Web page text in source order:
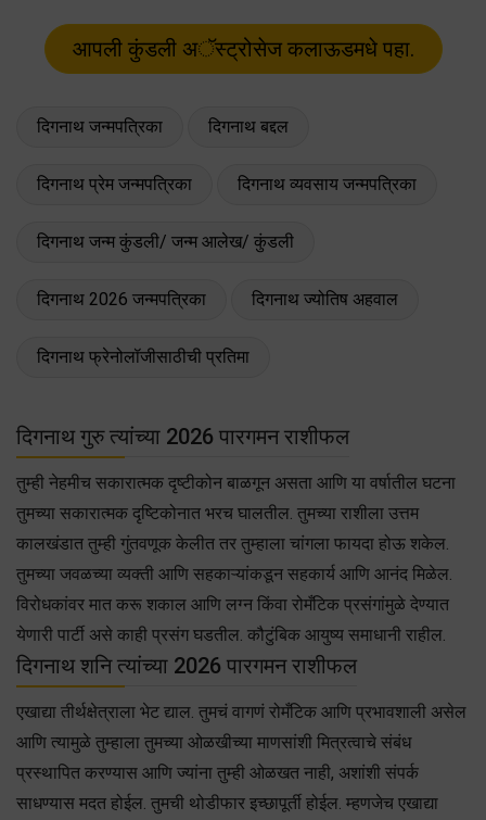
दिगनाथ जन्मपत्रिका दिगनाथ बद्दल
दिगनाथ प्रेम जन्मपत्रिका दिगनाथ व्यवसाय जन्मपत्रिका
दिगनाथ जन्म कुंडली/ जन्म आलेख/ कुंडली
दिगनाथ 2026 जन्मपत्रिका दिगनाथ ज्योतिष अहवाल
दिगनाथ फ्रेनोलॉजीसाठीची प्रतिमा
दिगनाथ गुरु त्यांच्या 2026 पारगमन राशीफल
तुम्ही नेहमीच सकारात्मक दृष्टीकोन बाळगून असता आणि या वर्षातील घटना
तुमच्या सकारात्मक दृष्टिकोनात भरच घालतील. तुमच्या राशीला उत्तम
कालखंडात तुम्ही गुंतवणूक केलीत तर तुम्हाला चांगला फायदा होऊ शकेल.
तुमच्या जवळच्या व्यक्ती आणि सहकाऱ्यांकडून सहकार्य आणि आनंद मिळेल.
विरोधकांवर मात करू शकाल आणि लग्न किंवा रोमँटिक प्रसंगांमुळे देण्यात
येणारी पार्टी असे काही प्रसंग घडतील. कौटुंबिक आयुष्य समाधानी राहील.
दिगनाथ शनि त्यांच्या 2026 पारगमन राशीफल
एखाद्या तीर्थक्षेत्राला भेट द्याल. तुमचं वागणं रोमँटिक आणि प्रभावशाली असेल
आणि त्यामुळे तुम्हाला तुमच्या ओळखीच्या माणसांशी मित्रत्वाचे संबंध
प्रस्थापित करण्यास आणि ज्यांना तुम्ही ओळखत नाही, अशांशी संपर्क
साधण्यास मदत होईल. तुमची थोडीफार इच्छापूर्ती होईल. म्हणजेच एखाद्या